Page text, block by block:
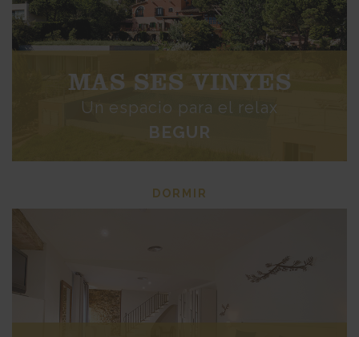
MAS SES VINYES
Un espacio para el relax
BEGUR
DORMIR